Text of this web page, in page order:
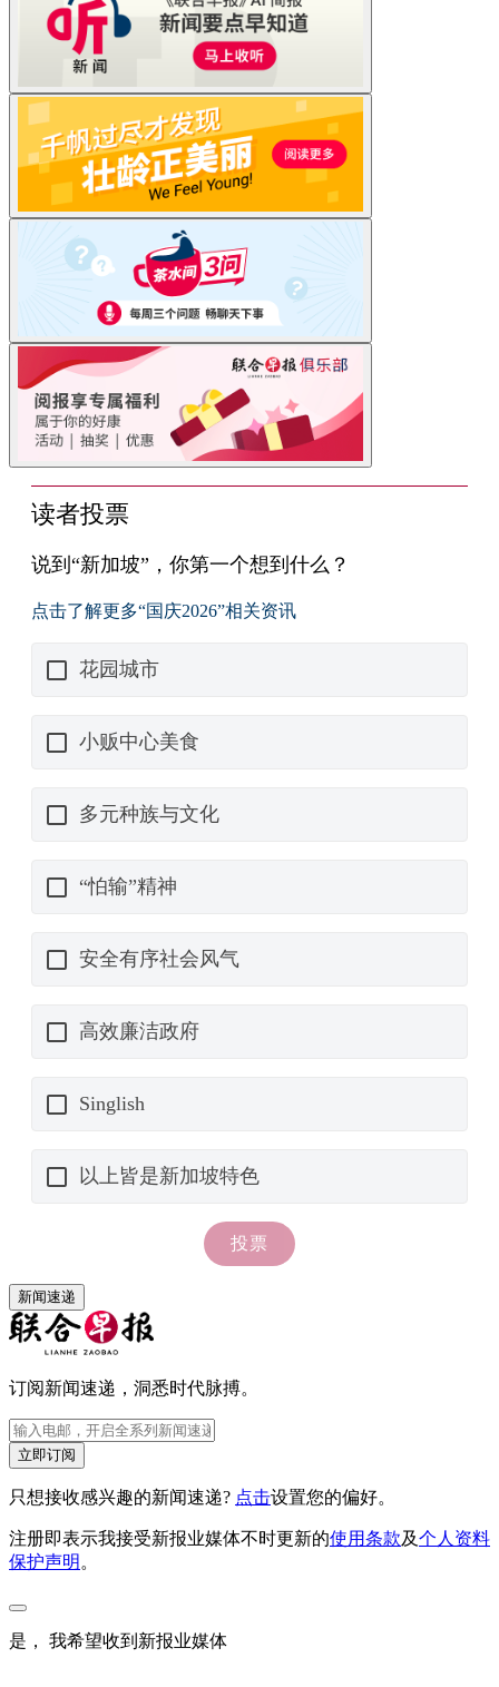
新闻速递
订阅新闻速递，洞悉时代脉搏。
立即订阅
只想接收感兴趣的新闻速递? 点击设置您的偏好。
注册即表示我接受新报业媒体不时更新的使用条款及个人资料
保护声明 。
是， 我希望收到新报业媒体